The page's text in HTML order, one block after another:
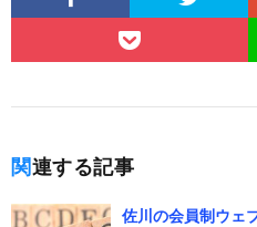
関連する記事
佐川の会員制ウェ